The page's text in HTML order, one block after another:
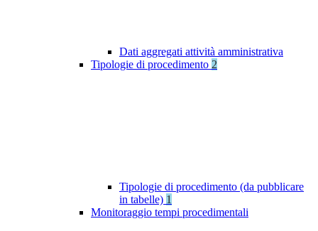
Dati aggregati attività amministrativa
Tipologie di procedimento 2
Tipologie di procedimento (da pubblicare
in tabelle) 1
Monitoraggio tempi procedimentali